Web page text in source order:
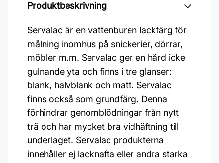
Produktbeskrivning
Servalac är en vattenburen lackfärg för
målning inomhus på snickerier, dörrar,
möbler m.m. Servalac ger en hård icke
gulnande yta och finns i tre glanser:
blank, halvblank och matt. Servalac
finns också som grundfärg. Denna
förhindrar genomblödningar från nytt
trä och har mycket bra vidhäftning till
underlaget. Servalac produkterna
innehåller ej lacknafta eller andra starka